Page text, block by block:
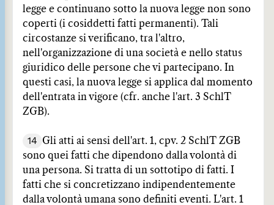
legge e continuano sotto la nuova legge non sono
coperti (i cosiddetti fatti permanenti). Tali
circostanze si verificano, tra l'altro,
nell'organizzazione di una società e nello status
giuridico delle persone che vi partecipano. In
questi casi, la nuova legge si applica dal momento
dell'entrata in vigore (cfr. anche l'art. 3 SchlT
ZGB).
14
Gli atti ai sensi dell'art. 1, cpv. 2 SchlT ZGB
sono quei fatti che dipendono dalla volontà di
una persona. Si tratta di un sottotipo di fatti. I
fatti che si concretizzano indipendentemente
dalla volontà umana sono definiti eventi. L'art. 1